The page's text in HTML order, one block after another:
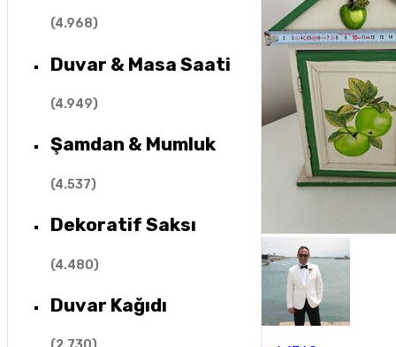
(4.968)
Duvar & Masa Saati
(4.949)
Şamdan & Mumluk
(4.537)
Dekoratif Saksı
(4.480)
Duvar Kağıdı